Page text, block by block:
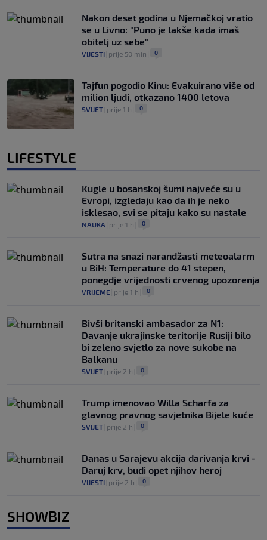
Nakon deset godina u Njemačkoj vratio
se u Livno: "Puno je lakše kada imaš
obitelj uz sebe"
VIJESTI prije 50 min 0
Tajfun pogodio Kinu: Evakuirano više od
milion ljudi, otkazano 1400 letova
SVIJET prije 1 h 0
LIFESTYLE
Kugle u bosanskoj šumi najveće su u
Evropi, izgledaju kao da ih je neko
isklesao, svi se pitaju kako su nastale
NAUKA prije 1 h 0
Sutra na snazi narandžasti meteoalarm
u BiH: Temperature do 41 stepen,
ponegdje vrijednosti crvenog upozorenja
VRIJEME prije 1 h 0
Bivši britanski ambasador za N1:
Davanje ukrajinske teritorije Rusiji bilo
bi zeleno svjetlo za nove sukobe na
Balkanu
SVIJET prije 2 h 0
Trump imenovao Willa Scharfa za
glavnog pravnog savjetnika Bijele kuće
SVIJET prije 2 h 0
Danas u Sarajevu akcija darivanja krvi -
Daruj krv, budi opet njihov heroj
VIJESTI prije 2 h 0
SHOWBIZ